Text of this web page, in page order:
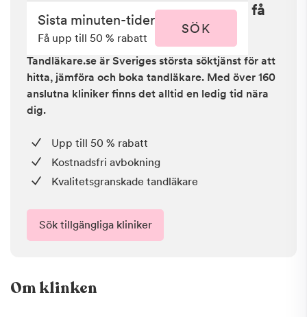
Sista minuten i Hallstahammar - få
upp till 50 % rabatt
Tandläkare.se är Sveriges största söktjänst för att
hitta, jämföra och boka tandläkare. Med över 160
anslutna kliniker finns det alltid en ledig tid nära
dig.
Upp till 50 % rabatt
Kostnadsfri avbokning
Kvalitetsgranskade tandläkare
Sök tillgängliga kliniker
Sista minuten-tider
Få upp till 50 % rabatt
SÖK
Om klinken